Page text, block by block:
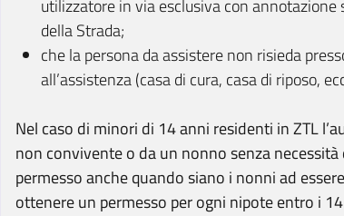
utilizzatore in via esclusiva con
della Strada;
che la persona da assistere non risieda
all’assistenza (casa di cura, casa di riposo,
Nel caso di minori di 14 anni residenti in ZTL
non convivente o da un nonno senza
permesso anche quando siano i nonni ad
ottenere un permesso per ogni nipote entro i